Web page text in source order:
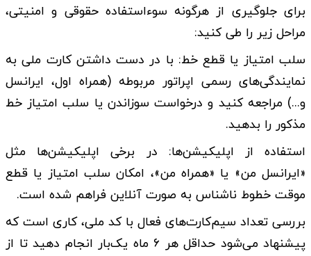
برای جلوگیری از هرگونه سوءاستفاده حقوقی و امنیتی،
مراحل زیر را طی کنید:
سلب امتیاز یا قطع خط: با در دست داشتن کارت ملی به
نمایندگی‌های رسمی اپراتور مربوطه (همراه اول، ایرانسل
و...) مراجعه کنید و درخواست سوزاندن یا سلب امتیاز خط
مذکور را بدهید.
استفاده از اپلیکیشن‌ها: در برخی اپلیکیشن‌ها مثل
«ایرانسل من» یا «همراه من»، امکان سلب امتیاز یا قطع
موقت خطوط ناشناس به صورت آنلاین فراهم شده است.
بررسی تعداد سیم‌کارت‌های فعال با کد ملی، کاری است که
پیشنهاد می‌شود حداقل هر ۶ ماه یک‌بار انجام دهید تا از